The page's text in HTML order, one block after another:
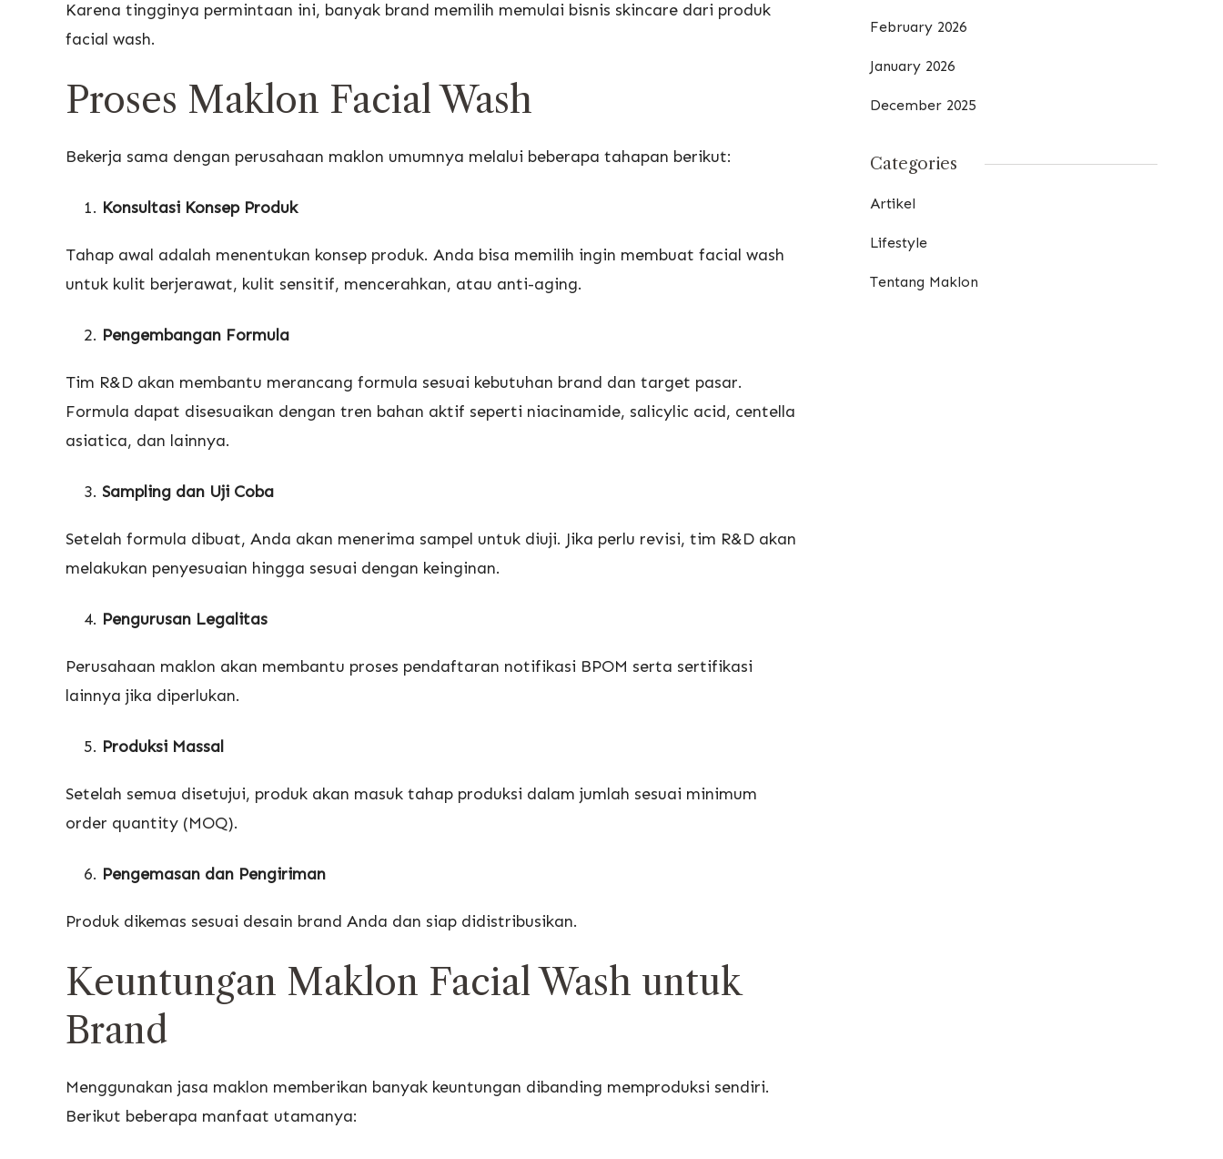
Karena tingginya permintaan ini, banyak brand memilih memulai bisnis skincare dari produk
facial wash.
Proses Maklon Facial Wash
Bekerja sama dengan perusahaan maklon umumnya melalui beberapa tahapan berikut:
Konsultasi Konsep Produk
Tahap awal adalah menentukan konsep produk. Anda bisa memilih ingin membuat facial wash
untuk kulit berjerawat, kulit sensitif, mencerahkan, atau anti-aging.
Pengembangan Formula
Tim R&D akan membantu merancang formula sesuai kebutuhan brand dan target pasar.
Formula dapat disesuaikan dengan tren bahan aktif seperti niacinamide, salicylic acid, centella
asiatica, dan lainnya.
Sampling dan Uji Coba
Setelah formula dibuat, Anda akan menerima sampel untuk diuji. Jika perlu revisi, tim R&D akan
melakukan penyesuaian hingga sesuai dengan keinginan.
Pengurusan Legalitas
Perusahaan maklon akan membantu proses pendaftaran notifikasi BPOM serta sertifikasi
lainnya jika diperlukan.
Produksi Massal
Setelah semua disetujui, produk akan masuk tahap produksi dalam jumlah sesuai minimum
order quantity (MOQ).
Pengemasan dan Pengiriman
Produk dikemas sesuai desain brand Anda dan siap didistribusikan.
Keuntungan Maklon Facial Wash untuk
Brand
Menggunakan jasa maklon memberikan banyak keuntungan dibanding memproduksi sendiri.
Berikut beberapa manfaat utamanya:
February 2026
January 2026
December 2025
Categories
Artikel
Lifestyle
Tentang Maklon